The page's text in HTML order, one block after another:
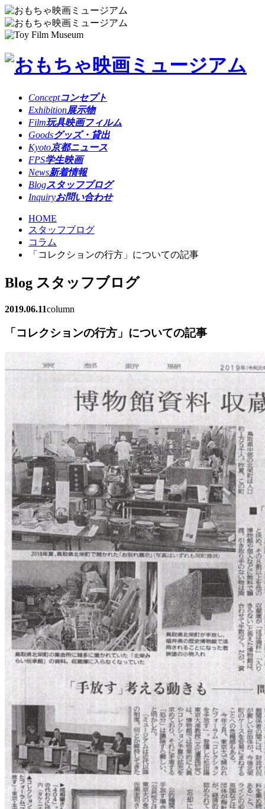
Conceptコンセプト
Exhibition展示物
Film玩具映画フィルム
Goodsグッズ・貸出
Kyoto京都ニュース
FPS学生映画
News新着情報
Blogスタッフブログ
Inquiryお問い合わせ
HOME
スタッフブログ
コラム
「コレクションの行方」についての記事
Blog スタッフブログ
2019.06.11column
「コレクションの行方」についての記事